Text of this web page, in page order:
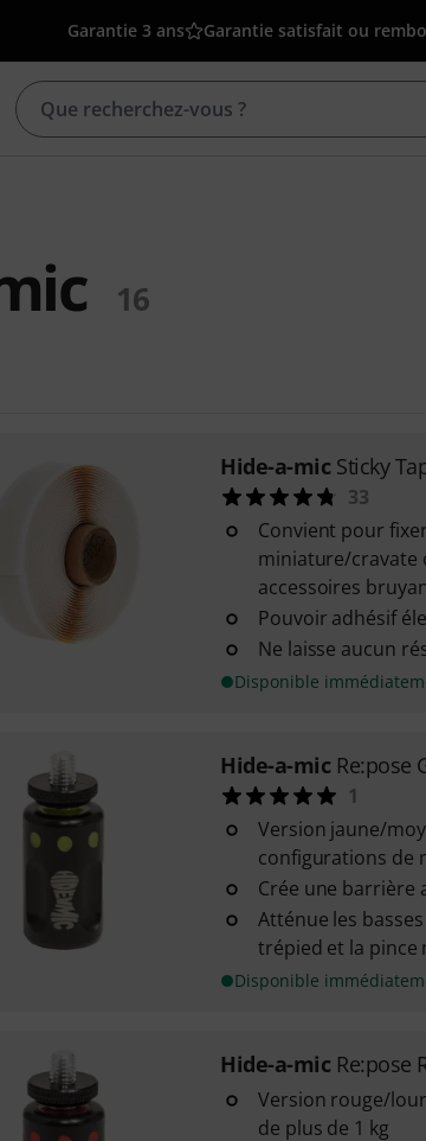
Garantie 3 ans Garantie satisfait ou
16
Hide-a-mic Sticky
33
Convient pour
miniature/cravate
accessoires
Pouvoir adhésif
Ne laisse aucun
Disponible
Hide-a-mic Re:pose
1
Version jaune/
configurations de
Crée une barrière
Atténue les
trépied et la pince
Disponible
Hide-a-mic Re:pose
Version rouge/
de plus de 1 kg